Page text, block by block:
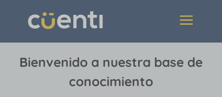
Bienvenido a nuestra base de
conocimiento